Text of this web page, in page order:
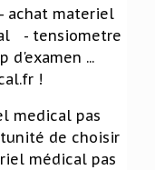
achat materiel
- tensiometre
d'examen ...
!
medical pas
de choisir
médical pas